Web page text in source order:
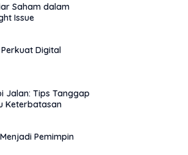
Saham dalam
Issue
Digital
Jalan: Tips Tanggap
Keterbatasan
Pemimpin